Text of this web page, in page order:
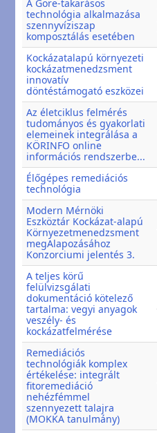
A Gore-takarásos
technológia alkalmazása
szennyvíziszap
komposztálás esetében
Kockázatalapú környezeti
kockázatmenedzsment
innovatív
döntéstámogató eszközei
Az életciklus felmérés
tudományos és gyakorlati
elemeinek integrálása a
KÖRINFO online
információs rendszerbe...
Élőgépes remediációs
technológia
Modern Mérnöki
Eszköztár Kockázat-alapú
Környezetmenedzsment
megAlapozásához
Konzorciumi jelentés 3.
A teljes körű
felülvizsgálati
dokumentáció kötelező
tartalma: vegyi anyagok
veszély- és
kockázatfelmérése
Remediációs
technológiák komplex
értékelése: integrált
fitoremediáció
nehézfémmel
szennyezett talajra
(MOKKA tanulmány)